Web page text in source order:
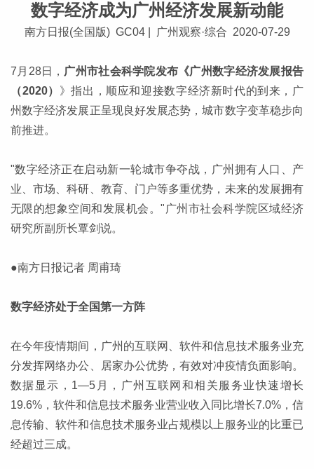
数字经济成为广州经济发展新动能
南方日报(全国版) GC04 | 广州观察·综合 2020-07-29
7月28日， 广州市社会科学院发布《广州数字经济发展报告
（2020） 》指出，顺应和迎接数字经济新时代的到来，广
州数字经济发展正呈现良好发展态势，城市数字变革稳步向
前推进。
"数字经济正在启动新一轮城市争夺战，广州拥有人口、产
业、市场、科研、教育、门户等多重优势，未来的发展拥有
无限的想象空间和发展机会。"广州市社会科学院区域经济
研究所副所长覃剑说。
●南方日报记者 周甫琦
数字经济处于全国第一方阵
在今年疫情期间，广州的互联网、软件和信息技术服务业充
分发挥网络办公、居家办公优势，有效对冲疫情负面影响。
数据显示，1—5月，广州互联网和相关服务业快速增长
19.6%，软件和信息技术服务业营业收入同比增长7.0%，信
息传输、软件和信息技术服务业占规模以上服务业的比重已
经超过三成。